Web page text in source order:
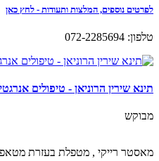
לפרטים נוספים, המלצות ותעודות - לחץ כאן
טלפון: 072-2285694
תינא שירין הרוניאן - טיפולים
מבוקש
מאסטר רייקי , מטפלת בעזרת